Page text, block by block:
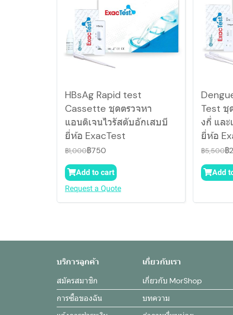
HBsAg Rapid test
Cassette ชุดตรวจหา
แอนติเจนไวรัสตับอักเสบบี
ยี่ห้อ ExacTest
฿1,000฿750
Add to cart
Request a Quote
Test ชุ
งกี่ แล
ยี่ห้อ
฿5,500฿
Add
บริการลูกค้า
สมัครสมาชิก
การซื้อของฉัน
เกี่ยวกับเรา
เกี่ยวกับ MorShop
บทความ